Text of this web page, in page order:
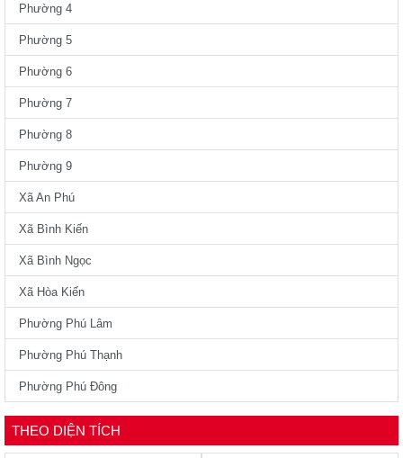
Phường 4
Phường 5
Phường 6
Phường 7
Phường 8
Phường 9
Xã An Phú
Xã Bình Kiến
Xã Bình Ngọc
Xã Hòa Kiến
Phường Phú Lâm
Phường Phú Thạnh
Phường Phú Đông
THEO DIỆN TÍCH